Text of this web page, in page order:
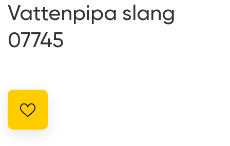
Vattenpipa slang
07745